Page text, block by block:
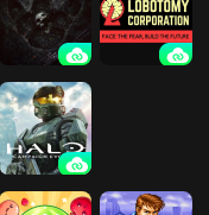
恐龙岛
光环：战役进